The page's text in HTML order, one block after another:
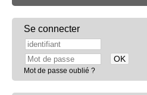
Se connecter
Mot de passe oublié ?